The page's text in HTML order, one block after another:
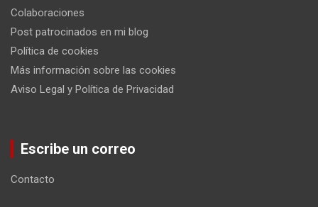
Colaboraciones
Post patrocinados en mi blog
Política de cookies
Más información sobre las cookies
Aviso Legal y Política de Privacidad
Escribe un correo
Contacto